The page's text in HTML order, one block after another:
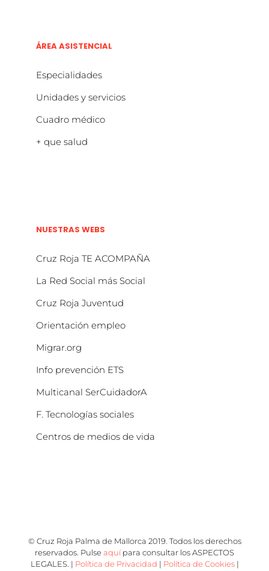
ÁREA ASISTENCIAL
Especialidades
Unidades y servicios
Cuadro médico
+ que salud
NUESTRAS WEBS
Cruz Roja TE ACOMPAÑA
La Red Social más Social
Cruz Roja Juventud
Orientación empleo
Migrar.org
Info prevención ETS
Multicanal SerCuidadorA
F. Tecnologías sociales
Centros de medios de vida
© Cruz Roja Palma de Mallorca 2019. Todos los derechos
reservados. Pulse aquípara consultar los ASPECTOS
LEGALES. | Política de Privacidad | Política de Cookies|